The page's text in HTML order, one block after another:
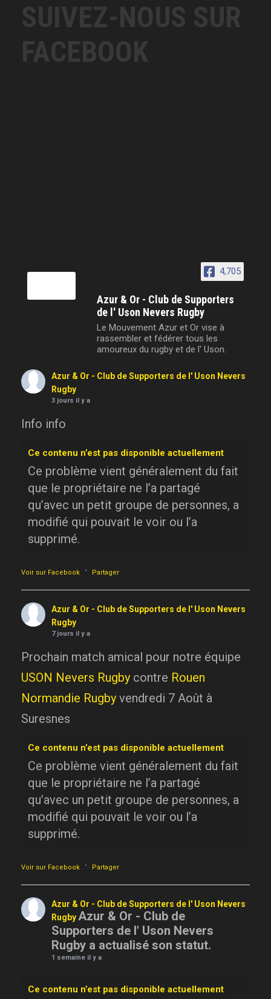
SUIVEZ-NOUS SUR
FACEBOOK
4,705
Azur & Or - Club de Supporters
de l' Uson Nevers Rugby
Le Mouvement Azur et Or vise à
rassembler et fédérer tous les
amoureux du rugby et de l' Uson.
Azur & Or - Club de Supporters de l' Uson Nevers
Rugby
3 jours il y a
Info info
Ce contenu n’est pas disponible actuellement
Ce problème vient généralement du fait
que le propriétaire ne l’a partagé
qu’avec un petit groupe de personnes, a
modifié qui pouvait le voir ou l’a
supprimé.
Voir sur Facebook · Partager
Azur & Or - Club de Supporters de l' Uson Nevers
Rugby
7 jours il y a
Prochain match amical pour notre équipe
USON Nevers Rugby contre Rouen
Normandie Rugby vendredi 7 Août à
Suresnes
Ce contenu n’est pas disponible actuellement
Ce problème vient généralement du fait
que le propriétaire ne l’a partagé
qu’avec un petit groupe de personnes, a
modifié qui pouvait le voir ou l’a
supprimé.
Voir sur Facebook · Partager
Azur & Or - Club de Supporters de l' Uson Nevers
RugbyAzur & Or - Club de
Supporters de l' Uson Nevers
Rugby a actualisé son statut.
1 semaine il y a
Ce contenu n’est pas disponible actuellement